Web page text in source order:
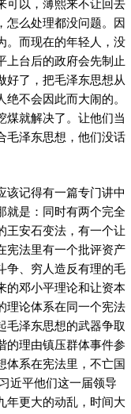
怎么处理都没问题。因
。而现在的年轻人，没
上台后的政府会先制止
好了，把毛泽东思想从
不会因此而大闹的。
煤就解决了。让他们当
毛泽东思想，他们没话
该记得有一篇专门讲中
就是：同时有两个完全
王安石变法，有一个让
宪法里有一个批评资产
争、穷人造反有理的毛
的邓小平理论和让资本
理论体系在同一个宪法
毛泽东思想的武器争取
的理由镇压群体事件参
体系在宪法里，不亡国
近平他们这一届领导
年更大的动乱，时间大